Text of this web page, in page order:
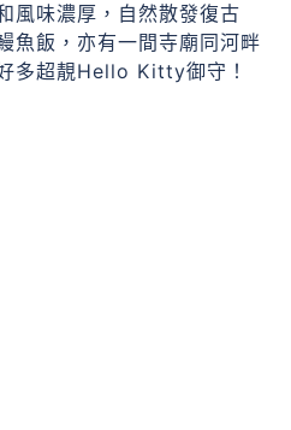
風味濃厚，自然散發復古
魚飯，亦有一間寺廟同河畔
多超靚Hello Kitty御守！